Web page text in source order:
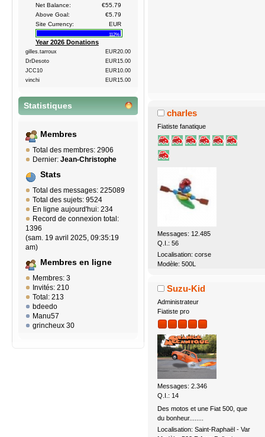
Net Balance:
€55.79
Above Goal:
€5.79
Site Currency:
EUR
112%
Year 2026 Donations
gilles.tarroux
EUR20.00
DrDesoto
EUR15.00
JCC10
EUR10.00
vinchi
EUR15.00
Statistiques
Membres
Total des membres: 2906
Dernier: Jean-Christophe
Stats
Total des messages: 225089
Total des sujets: 9524
En ligne aujourd'hui: 234
Record de connexion total:
1396
(sam. 19 avril 2025, 09:35:19
am)
Membres en ligne
Membres: 3
Invités: 210
Total: 213
bdeedo
Manu57
grincheux 30
charles
Fiatiste fanatique
Messages: 12.485
Q.I.: 56
Localisation: corse
Modèle: 500L
Suzu-Kid
Administrateur
Fiatiste pro
Messages: 2.346
Q.I.: 14
Des motos et une Fiat 500, que
du bonheur........
Localisation: Saint-Raphaël - Var